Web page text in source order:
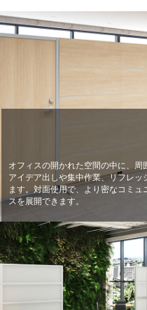
オフィスの開かれた空間の中に、周
アイデア出しや集中作業、リフレ
ます。対面使用で、より密なコミ
スを展開できます。